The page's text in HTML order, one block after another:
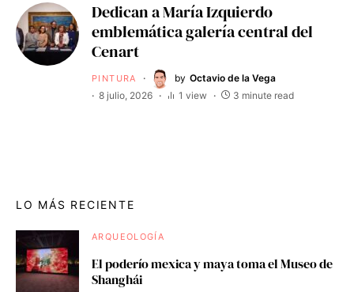
Dedican a María Izquierdo
emblemática galería central del
Cenart
PINTURA by Octavio de la Vega
8 julio, 2026
1 view 3 minute read
LO MÁS RECIENTE
ARQUEOLOGÍA
El poderío mexica y maya toma el Museo de
Shanghái